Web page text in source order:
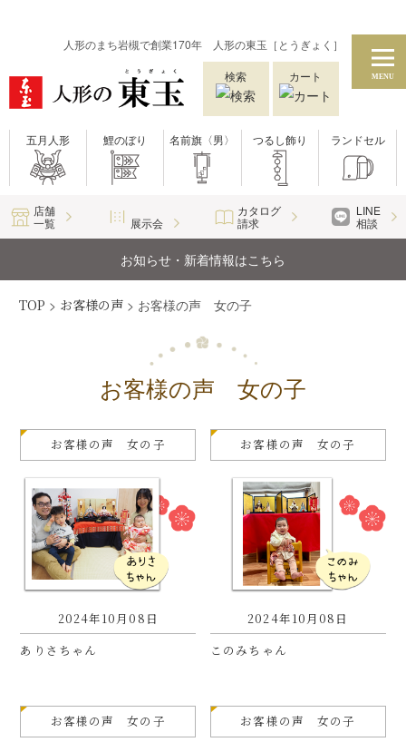
人形のまち岩槻で創業170年 人形の東玉［とうぎょく］
検索 カート MENU
五月人形 鯉のぼり 名前旗〈男〉 つるし飾り ランドセル
店舗
一覧
展示会
カタログ
請求
LINE
相談
お知らせ・新着情報はこちら
TOP > お客様の声 > お客様の声 女の子
お客様の声 女の子
お客様の声 女の子
2024年10月08日
ありさちゃん
お客様の声 女の子
2024年10月08日
このみちゃん
お客様の声 女の子 お客様の声 女の子